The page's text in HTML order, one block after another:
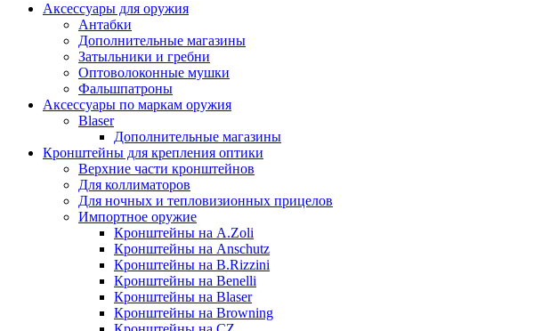
Аксессуары для оружия
Антабки
Дополнительные магазины
Затыльники и гребни
Оптоволоконные мушки
Фальшпатроны
Аксессуары по маркам оружия
Blaser
Дополнительные магазины
Кронштейны для крепления оптики
Верхние части кронштейнов
Для коллиматоров
Для ночных и тепловизионных прицелов
Импортное оружие
Кронштейны на A.Zoli
Кронштейны на Anschutz
Кронштейны на B.Rizzini
Кронштейны на Benelli
Кронштейны на Blaser
Кронштейны на Browning